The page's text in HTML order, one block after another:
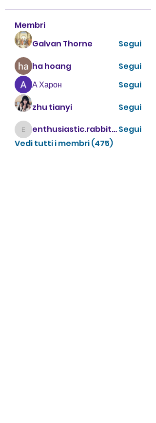
Membri
Galvan Thorne
Segui
ha hoang
Segui
А Харон
Segui
zhu tianyi
Segui
enthusiastic.rabbit.uhur enthusiastic.rabbit.uhurSegui
Vedi tutti i membri (475)